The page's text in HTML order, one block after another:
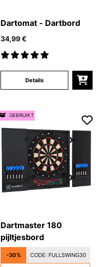
Dartomat - Dartbord
34,99 €
Details
Dartmaster 180
pijltjesbord
-30% CODE: FULLSWING30
GEBRUIKT